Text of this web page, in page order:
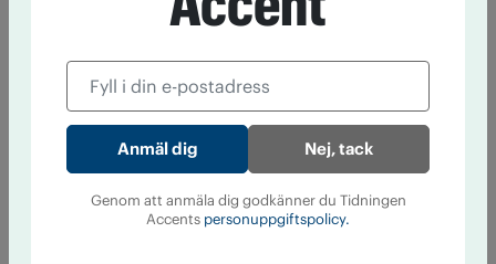
Nej, tack
Genom att anmäla dig godkänner du Tidningen
Accents personuppgiftspolicy.